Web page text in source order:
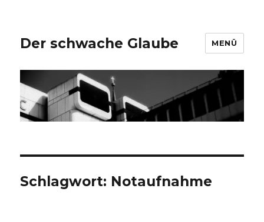
Der schwache Glaube MENÜ
Schlagwort: Notaufnahme